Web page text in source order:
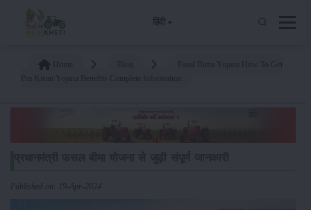
हिंदी
Published on: 19-Apr-2024